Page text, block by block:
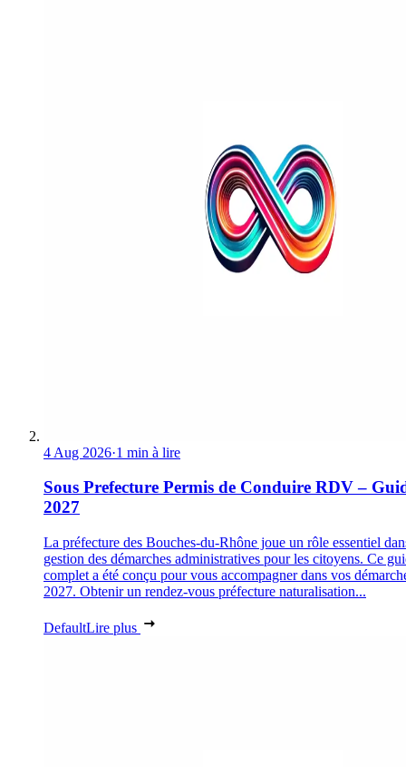
4 Aug 2026·1 min à lire
Sous Prefecture Permis de Conduire RDV –
2027
La préfecture des Bouches-du-Rhône joue un rôle essentiel
gestion des démarches administratives pour les citoyens. Ce
complet a été conçu pour vous accompagner dans vos
2027. Obtenir un rendez-vous préfecture naturalisation...
DefaultLire plus